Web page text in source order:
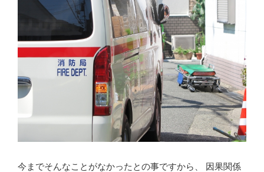
今までそんなことがなかったとの事ですから、 因果関係